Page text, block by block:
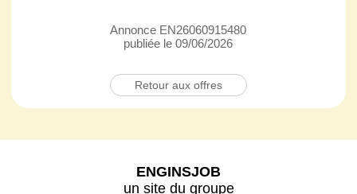
Annonce EN26060915480
publiée le 09/06/2026
Retour aux offres
ENGINSJOB
un site du groupe